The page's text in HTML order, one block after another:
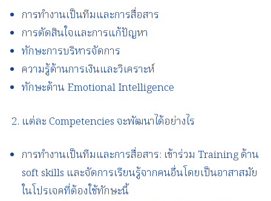
การทำงานเป็นทีมและการสื่อสาร
การตัดสินใจและการแก้ปัญหา
ทักษะการบริหารจัดการ
ความรู้ด้านการเงินและวิเคราะห์
ทักษะด้าน Emotional Intelligence
แต่ละ Competencies จะพัฒนาได้อย่างไร
การทำงานเป็นทีมและการสื่อสาร: เข้าร่วม Training ด้าน
soft skills และจัดการเรียนรู้จากคนอื่นโดยเป็นอาสาสมัย
ในโปรเจคที่ต้องใช้ทักษะนี้